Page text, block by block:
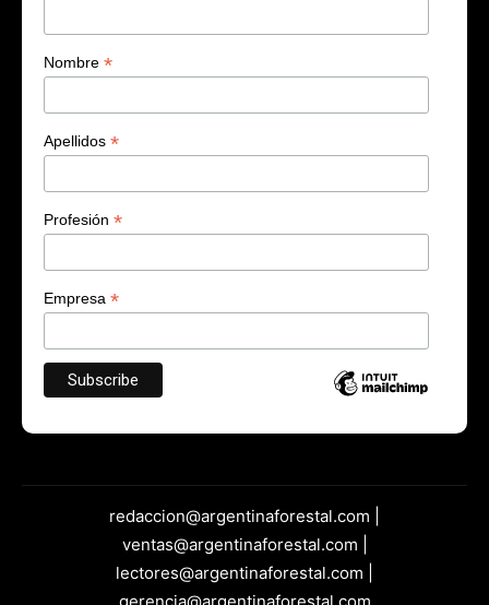
Nombre *
Apellidos *
Profesión *
Empresa *
redaccion@argentinaforestal.com |
ventas@argentinaforestal.com |
lectores@argentinaforestal.com |